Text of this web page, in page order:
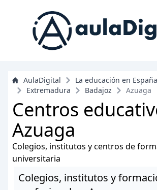
AulaDigital
La educación en España
Extremadura
Badajoz Azuaga
Centros
Azuaga
Colegios, institutos y centros de
universitaria
Colegios, institutos y